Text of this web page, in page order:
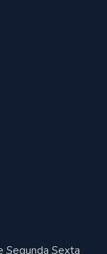
Sexta